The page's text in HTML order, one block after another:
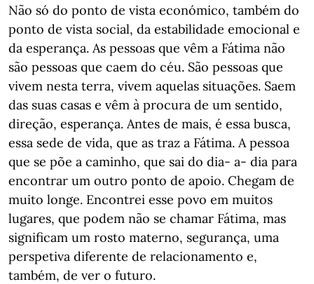
Não só do ponto de vista económico, também do
ponto de vista social, da estabilidade emocional e
da esperança. As pessoas que vêm a Fátima não
são pessoas que caem do céu. São pessoas que
vivem nesta terra, vivem aquelas situações. Saem
das suas casas e vêm à procura de um sentido,
direção, esperança. Antes de mais, é essa busca,
essa sede de vida, que as traz a Fátima. A pessoa
que se põe a caminho, que sai do dia- a- dia para
encontrar um outro ponto de apoio. Chegam de
muito longe. Encontrei esse povo em muitos
lugares, que podem não se chamar Fátima, mas
significam um rosto materno, segurança, uma
perspetiva diferente de relacionamento e,
também, de ver o futuro.